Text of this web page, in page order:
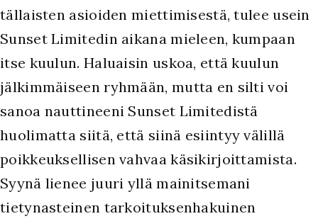
tällaisten asioiden miettimisestä, tulee usein
Sunset Limitedin aikana mieleen, kumpaan
itse kuulun. Haluaisin uskoa, että kuulun
jälkimmäiseen ryhmään, mutta en silti voi
sanoa nauttineeni Sunset Limitedistä
huolimatta siitä, että siinä esiintyy välillä
poikkeuksellisen vahvaa käsikirjoittamista.
Syynä lienee juuri yllä mainitsemani
tietynasteinen tarkoituksenhakuinen